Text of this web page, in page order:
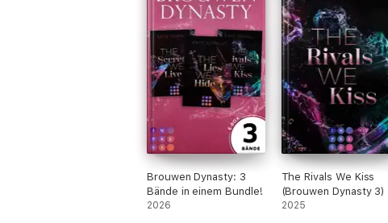
Brouwen Dynasty: 3
Bände in einem Bundle!
2026
The Rivals We Kiss
(Brouwen Dynasty 3)
2025